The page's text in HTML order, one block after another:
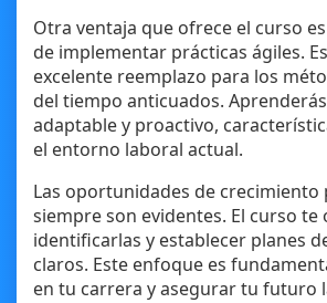
Otra ventaja que ofrece el curso
de implementar prácticas ágiles.
excelente reemplazo para los
del tiempo anticuados.
adaptable y proactivo,
el entorno laboral actual.
Las oportunidades de
siempre son evidentes. El curso
identificarlas y establecer planes
claros. Este enfoque es
en tu carrera y asegurar tu futuro